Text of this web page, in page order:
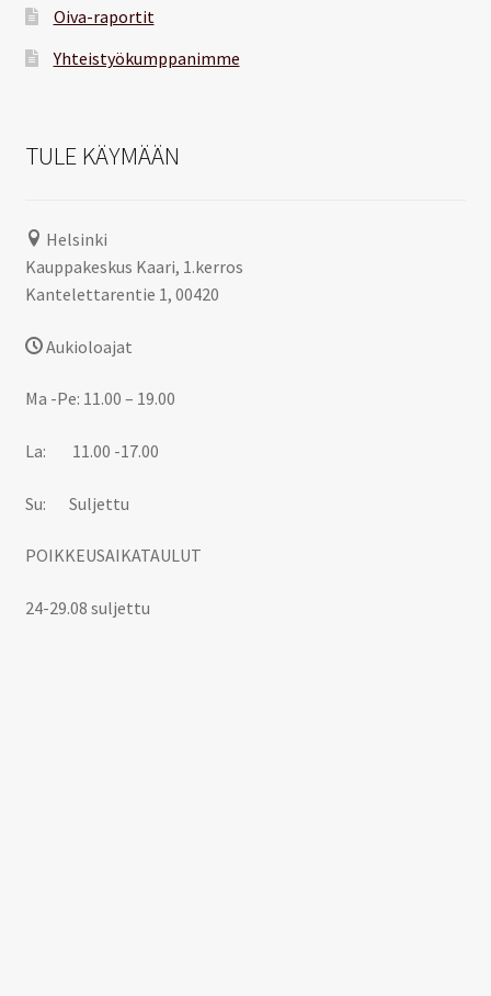
Oiva-raportit
Yhteistyökumppanimme
TULE KÄYMÄÄN
Helsinki
Kauppakeskus Kaari, 1.kerros
Kantelettarentie 1, 00420
Aukioloajat
Ma -Pe: 11.00 – 19.00
La: 11.00 -17.00
Su: Suljettu
POIKKEUSAIKATAULUT
24-29.08 suljettu